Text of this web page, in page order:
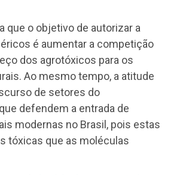
que o objetivo de autorizar a
é aumentar a competição
dos agrotóxicos para os
Ao mesmo tempo, a atitude
de setores do
defendem a entrada de
modernas no Brasil, pois estas
tóxicas que as moléculas